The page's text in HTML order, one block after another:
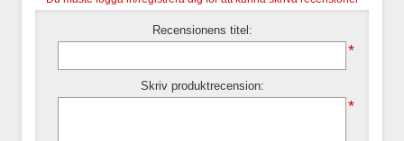
Recensionens titel:
*
Skriv produktrecension:
*